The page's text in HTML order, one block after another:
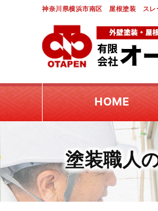
神奈川県横浜市南区 屋根塗装 スレ
HOME
塗装職人